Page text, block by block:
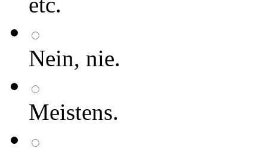
Nein, nie.
Meistens.